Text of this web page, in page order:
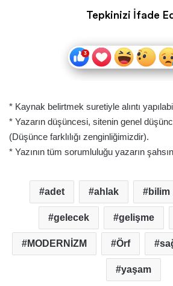
Tepkinizi İfade
* Kaynak belirtmek suretiyle alıntı
* Yazarın düşüncesi, sitenin genel
(Düşünce farklılığı zenginliğimizdir).
* Yazının tüm sorumluluğu yazarın
adet ahlak bilim
gelecek gelişme
MODERNİZM Örf
yaşam